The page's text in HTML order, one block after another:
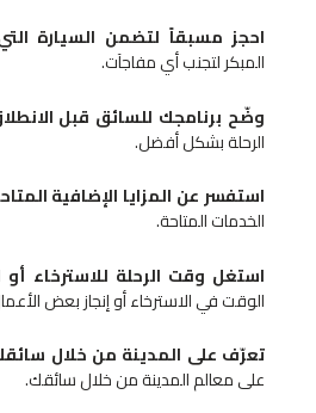
احجز مسبقاً لتضمن السيارة
المبكر لتجنب أي مفاجآت.
وضّح برنامجك للسائق قبل
الرحلة بشكل أفضل.
استفسر عن المزايا الإضافية
الخدمات المتاحة.
استغل وقت الرحلة للاسترخاء
الوقت في الاسترخاء أو إنجاز بعض
تعرّف على المدينة من خلال
على معالم المدينة من خلال سائقك.